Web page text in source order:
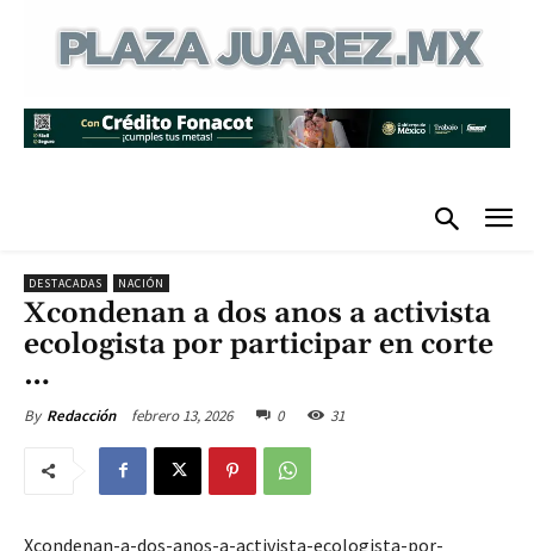
DESTACADAS NACIÓN
Xcondenan a dos anos a activista
ecologista por participar en corte
…
By Redacción febrero 13, 2026 0 31
Xcondenan-a-dos-anos-a-activista-ecologista-por-